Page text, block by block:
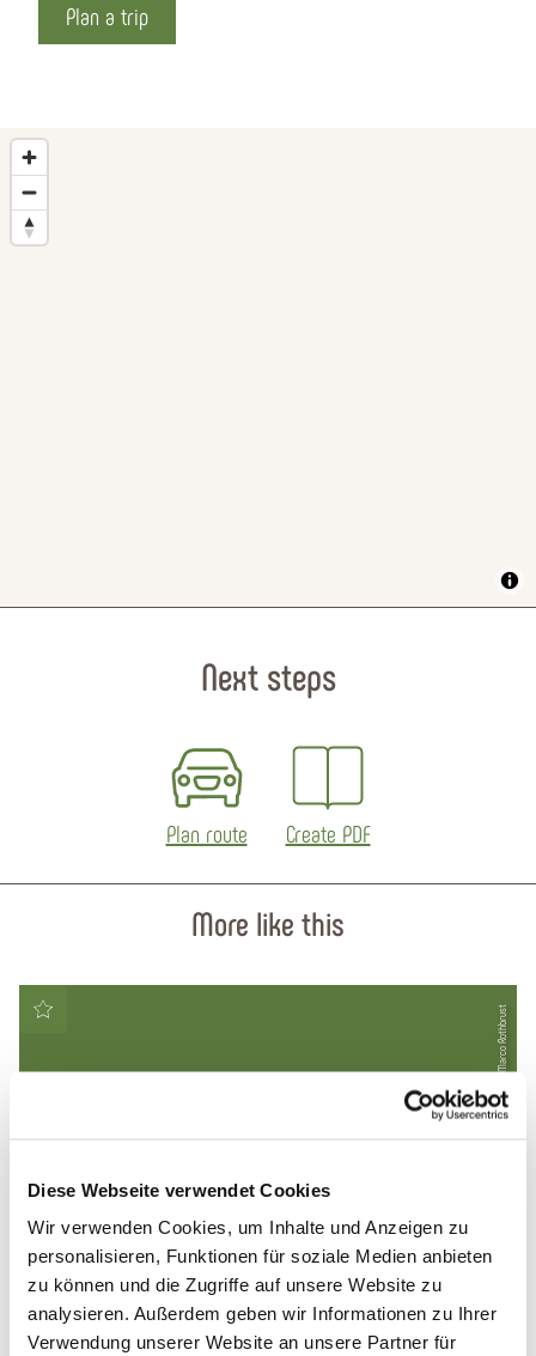
Diese Webseite verwendet Cookies
Wir verwenden Cookies, um Inhalte und Anzeigen zu
personalisieren, Funktionen für soziale Medien anbieten
zu können und die Zugriffe auf unsere Website zu
analysieren. Außerdem geben wir Informationen zu Ihrer
Verwendung unserer Website an unsere Partner für
Plan a trip
Next steps
Plan route Create PDF
More like this
© Marco Rothbrust
Gipfelkreuz Weinähr
Weinähr